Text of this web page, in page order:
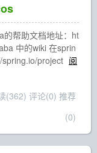
的帮助文档地址：ht
中的wiki 在sprin
project 阅
(362) 评论(0) 推荐
(0)